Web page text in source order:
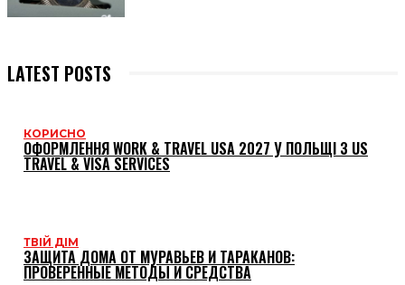
LATEST POSTS
КОРИСНО
ОФОРМЛЕННЯ WORK & TRAVEL USA 2027 У ПОЛЬЩІ З US
TRAVEL & VISA SERVICES
ТВІЙ ДІМ
ЗАЩИТА ДОМА ОТ МУРАВЬЕВ И ТАРАКАНОВ:
ПРОВЕРЕННЫЕ МЕТОДЫ И СРЕДСТВА